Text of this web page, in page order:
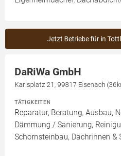
Jetzt Betriebe für in
DaRiWa GmbH
Karlsplatz 21, 99817 Eisenach
TÄTIGKEITEN
Reparatur, Beratung, Ausbau,
Dämmung / Sanierung,
Schornsteinbau, Dachrinnen &